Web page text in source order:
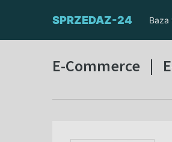
SPRZEDAZ-24 Baza
E-Commerce |